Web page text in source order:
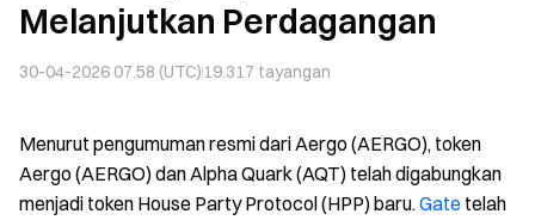
Melanjutkan Perdagangan
30-04-2026 07.58 (UTC) 19.317 tayangan
Menurut pengumuman resmi dari Aergo (AERGO), token
Aergo (AERGO) dan Alpha Quark (AQT) telah digabungkan
menjadi token House Party Protocol (HPP) baru.Gate telah